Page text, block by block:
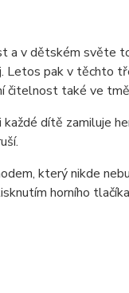
a v dětském světe
pak v těchto
čitelnost také ve
dítě zamiluje
který nikde
horního